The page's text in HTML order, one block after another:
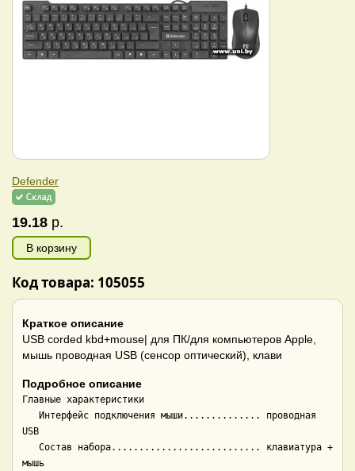
Defender
19.18 р.
В корзину
Код товара: 105055
Краткое описание
USB corded kbd+mouse| для ПК/для компьютеров Apple,
мышь проводная USB (сенсор оптический), клави
Подробное описание
Главные характеристики
USB
мышь